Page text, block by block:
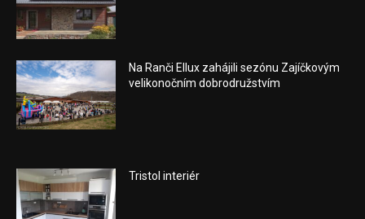
Na Ranči Ellux zahájili sezónu Zajíčkovým
velikonočním dobrodružstvím
Tristol interiér